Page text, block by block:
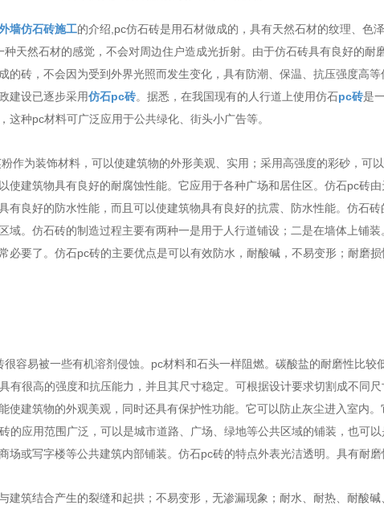
墙仿石砖施工的介绍,pc仿石砖是用石材做成的，具有天然石材的纹理、色
天然石材的感觉，不会对周边住户造成光折射。由于仿石砖具有良好的耐
的砖，不会因为受到外界光照而发生变化，具有防潮、保温、抗压强度高
建设已逐步采用仿石pc砖。据悉，在我国现有的人行道上使用仿石pc砖是
这种pc材料可广泛应用于公共绿化、街头小广告等。
作为装饰材料，可以使建筑物的外形美观、实用；采用高强度的彩砂，可
使建筑物具有良好的耐腐蚀性能。它应用于各种广场和居住区。仿石pc砖
有良好的防水性能，而且可以使建筑物具有良好的抗震、防水性能。仿石
域。仿石砖的制造过程主要有两种一是用于人行道铺设；二是在墙体上铺
必要了。仿石pc砖的主要优点是可以有效防水，耐酸碱，不易变形；耐磨
容易被一些有机溶剂侵蚀。pc材料和石头一样阻燃。碳酸盐的耐磨性比较
有很高的强度和抗压能力，并且其尺寸稳定。可根据设计要求切割成不同
使建筑物的外观美观，同时还具有保护性功能。它可以防止灰尘进入室内
的应用范围广泛，可以是城市道路、广场、绿地等公共区域的铺装，也可
场或写字楼等公共建筑内部铺装。仿石pc砖的特点外表光洁透明。具有耐磨
建筑结合产生的裂缝和起拱；不易变形，无渗漏现象；耐水、耐热、耐酸